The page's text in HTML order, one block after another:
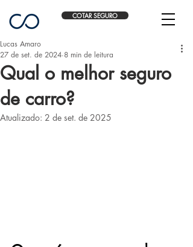
COTAR SEGURO
Qual o melhor seguro
de carro?
Lucas Amaro
27 de set. de 2024 8 min de leitura
Atualizado: 2 de set. de 2025